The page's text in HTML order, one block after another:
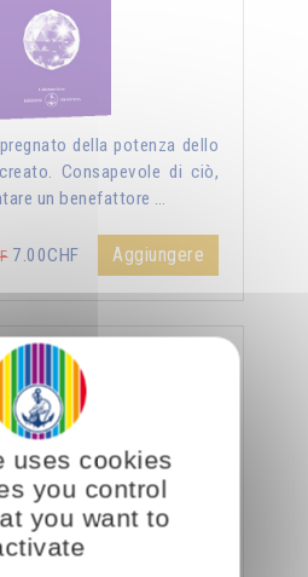
della potenza dello
Consapevole di ciò,
un benefattore …
7.00CHF Aggiungere
forza del cielo
uses cookies
you control
you want to